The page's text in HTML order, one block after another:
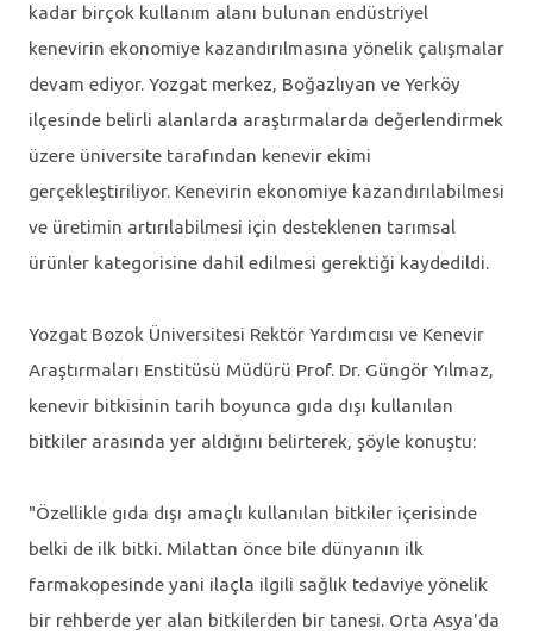
kadar birçok kullanım alanı bulunan endüstriyel
kenevirin ekonomiye kazandırılmasına yönelik çalışmalar
devam ediyor. Yozgat merkez, Boğazlıyan ve Yerköy
ilçesinde belirli alanlarda araştırmalarda değerlendirmek
üzere üniversite tarafından kenevir ekimi
gerçekleştiriliyor. Kenevirin ekonomiye kazandırılabilmesi
ve üretimin artırılabilmesi için desteklenen tarımsal
ürünler kategorisine dahil edilmesi gerektiği kaydedildi.
Yozgat Bozok Üniversitesi Rektör Yardımcısı ve Kenevir
Araştırmaları Enstitüsü Müdürü Prof. Dr. Güngör Yılmaz,
kenevir bitkisinin tarih boyunca gıda dışı kullanılan
bitkiler arasında yer aldığını belirterek, şöyle konuştu:
"Özellikle gıda dışı amaçlı kullanılan bitkiler içerisinde
belki de ilk bitki. Milattan önce bile dünyanın ilk
farmakopesinde yani ilaçla ilgili sağlık tedaviye yönelik
bir rehberde yer alan bitkilerden bir tanesi. Orta Asya'da